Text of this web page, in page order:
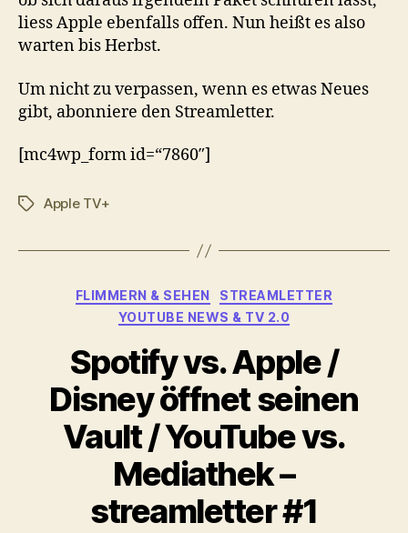
liess Apple ebenfalls offen. Nun heißt es also
warten bis Herbst.
Um nicht zu verpassen, wenn es etwas Neues
gibt, abonniere den Streamletter.
[mc4wp_form id=“7860″]
Schlagwörter
Apple TV+
Kategorien
FLIMMERN & SEHEN
STREAMLETTER
YOUTUBE NEWS & TV 2.0
Spotify vs. Apple /
Disney öffnet seinen
Vault / YouTube vs.
Mediathek –
streamletter #1